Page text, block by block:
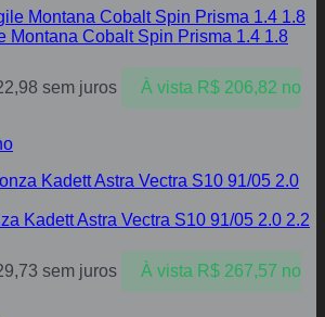
Montana Cobalt Spin Prisma 1.4 1.8
sem juros À vista R$206,82 no
Kadett Astra Vectra S10 91/05 2.0 2.2
sem juros À vista R$267,57 no